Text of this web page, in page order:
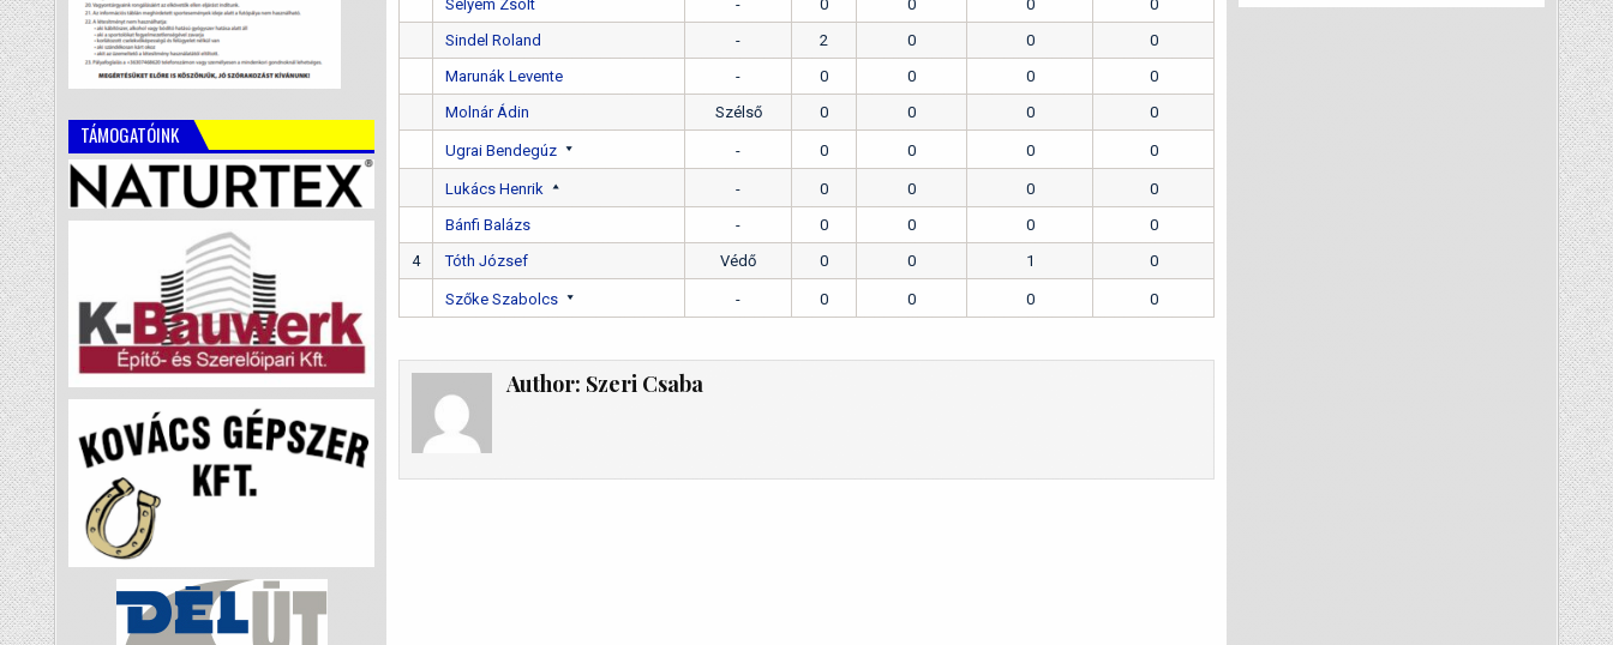
Selyem Zsolt
- 0 0 0
0
Sindel Roland
- 2 0 0
0
Marunák Levente
- 0 0 0
0
Molnár Ádin
Szélső 0 0 0 0
Ugrai Bendegúz - 0 0 0 0
Lukács Henrik - 0 0 0
0
Bánfi Balázs
- 0 0 0
0
4
Tóth József Védő 0 0 1 0
Szőke Szabolcs - 0 0 0 0
Author: Szeri Csaba
TÁMOGATÓINK